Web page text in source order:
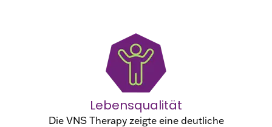
Lebensqualität
Die VNS Therapy zeigte eine deutliche